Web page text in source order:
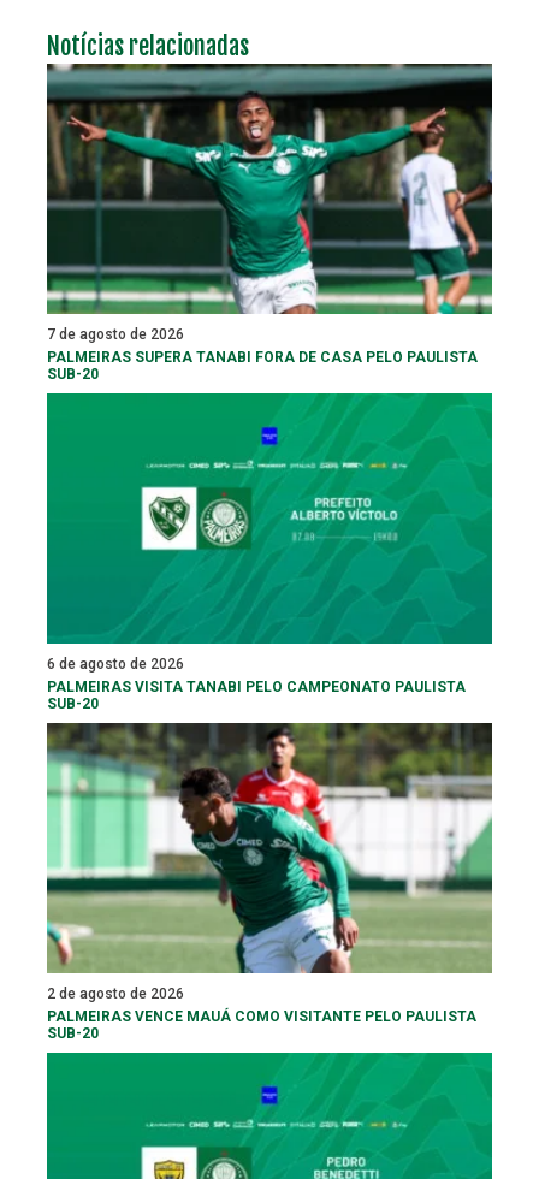
Notícias relacionadas
7 de agosto de 2026
PALMEIRAS SUPERA TANABI FORA DE CASA PELO PAULISTA
SUB-20
6 de agosto de 2026
PALMEIRAS VISITA TANABI PELO CAMPEONATO PAULISTA
SUB-20
2 de agosto de 2026
PALMEIRAS VENCE MAUÁ COMO VISITANTE PELO PAULISTA
SUB-20